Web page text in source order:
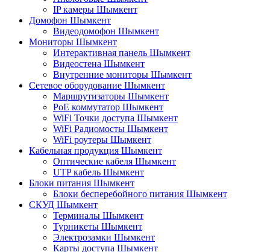
IP камеры Шымкент
Домофон Шымкент
Видеодомофон Шымкент
Мониторы Шымкент
Интерактивная панель Шымкент
Видеостена Шымкент
Внутренние мониторы Шымкент
Сетевое оборудование Шымкент
Маршрутизаторы Шымкент
PoE коммутатор Шымкент
WiFi Точки доступа Шымкент
WiFi Радиомосты Шымкент
WiFi роутеры Шымкент
Кабельная продукция Шымкент
Оптические кабеля Шымкент
UTP кабель Шымкент
Блоки питания Шымкент
Блоки бесперебойного питания Шымкент
СКУД Шымкент
Терминалы Шымкент
Турникеты Шымкент
Электрозамки Шымкент
Карты доступа Шымкент